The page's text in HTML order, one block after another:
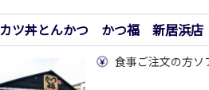
カツ丼とんかつ かつ福 新居浜店
食事ご注文の方ソ